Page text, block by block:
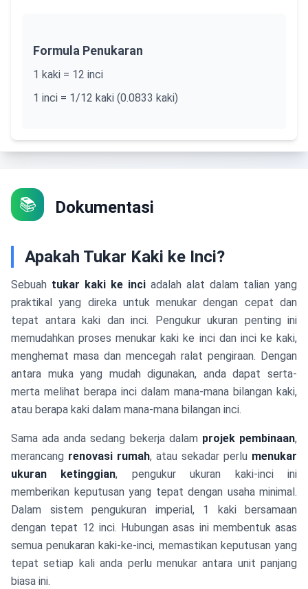
Formula Penukaran
1 kaki = 12 inci
1 inci = 1/12 kaki (0.0833 kaki)
📚 Dokumentasi
Apakah Tukar Kaki ke Inci?
Sebuah tukar kaki ke inci adalah alat dalam talian yang
praktikal yang direka untuk menukar dengan cepat dan
tepat antara kaki dan inci. Pengukur ukuran penting ini
memudahkan proses menukar kaki ke inci dan inci ke kaki,
menghemat masa dan mencegah ralat pengiraan. Dengan
antara muka yang mudah digunakan, anda dapat serta-
merta melihat berapa inci dalam mana-mana bilangan kaki,
atau berapa kaki dalam mana-mana bilangan inci.
Sama ada anda sedang bekerja dalam projek pembinaan,
merancang renovasi rumah, atau sekadar perlu menukar
ukuran ketinggian, pengukur ukuran kaki-inci ini
memberikan keputusan yang tepat dengan usaha minimal.
Dalam sistem pengukuran imperial, 1 kaki bersamaan
dengan tepat 12 inci. Hubungan asas ini membentuk asas
semua penukaran kaki-ke-inci, memastikan keputusan yang
tepat setiap kali anda perlu menukar antara unit panjang
biasa ini.